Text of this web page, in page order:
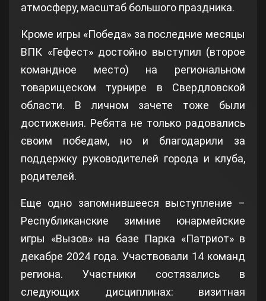
атмосферу, масштаб большого праздника.
Кроме игры «Победа» за последние месяцы
ВПК «Гефест» достойно выступил (второе
командное место) на региональном
товарищеском турнире в Свердловской
области. В личном зачете тоже были
достижения. Ребята не только радовались
своим победам, но и благодарили за
поддержку руководителей города и клуба,
родителей.
Еще одно запомнившееся выступление –
Республиканские зимние юнармейские
игры «Вызов» на базе Парка «Патриот» в
декабре 2024 года. Участвовали 14 команд
региона. Участники состязались в
следующих дисциплинах: визитная